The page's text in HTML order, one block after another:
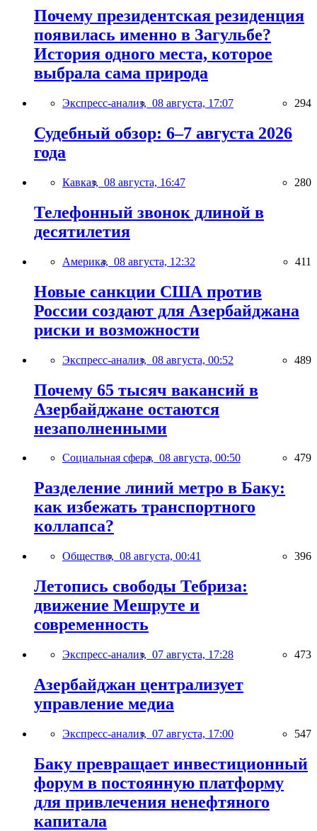
Почему президентская резиденция
появилась именно в Загульбе?
История одного места, которое
выбрала сама природа
Экспресс-анализ, 08 августа, 17:07 294
Судебный обзор: 6–7 августа 2026
года
Кавказ, 08 августа, 16:47 280
Телефонный звонок длиной в
десятилетия
Америка, 08 августа, 12:32 411
Новые санкции США против
России создают для Азербайджана
риски и возможности
Экспресс-анализ, 08 августа, 00:52 489
Почему 65 тысяч вакансий в
Азербайджане остаются
незаполненными
Социальная сфера, 08 августа, 00:50 479
Разделение линий метро в Баку:
как избежать транспортного
коллапса?
Общество, 08 августа, 00:41 396
Летопись свободы Тебриза:
движение Мешруте и
современность
Экспресс-анализ, 07 августа, 17:28 473
Азербайджан централизует
управление медиа
Экспресс-анализ, 07 августа, 17:00 547
Баку превращает инвестиционный
форум в постоянную платформу
для привлечения ненефтяного
капитала